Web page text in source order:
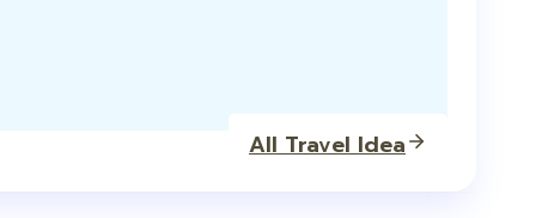
All Travel Idea